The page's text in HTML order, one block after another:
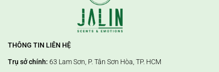
THÔNG TIN LIÊN HỆ
Trụ sở chính: 63 Lam Sơn, P. Tân Sơn Hòa, TP. HCM